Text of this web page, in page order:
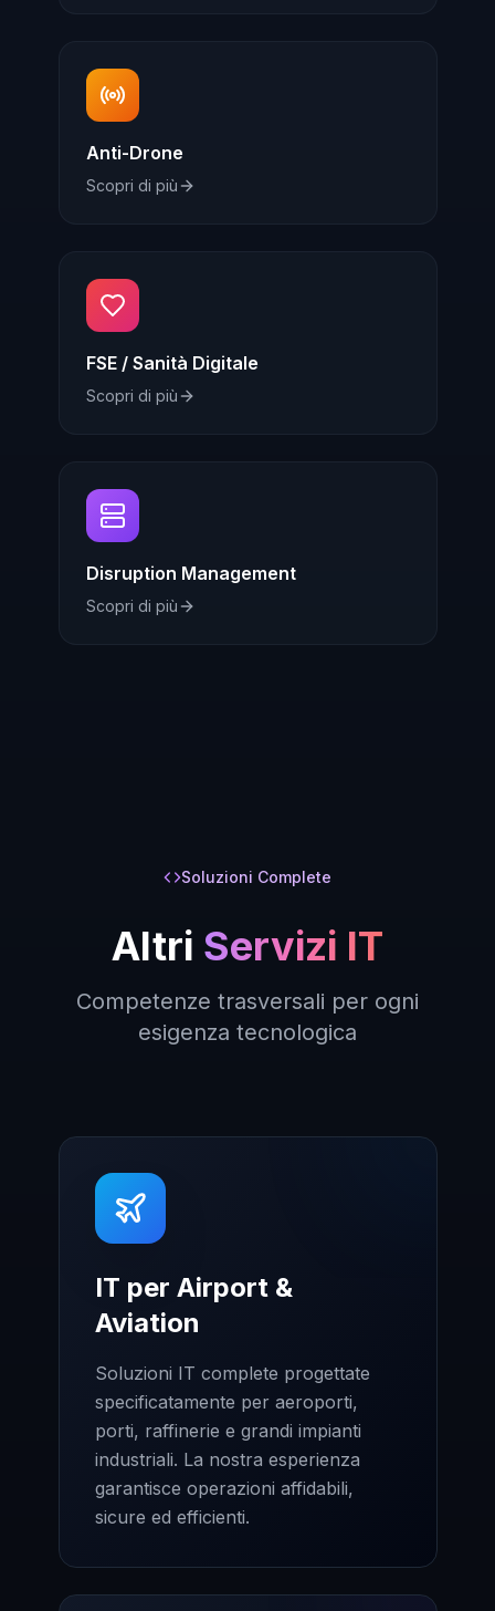
Anti-Drone
Scopri di più
FSE / Sanità Digitale
Scopri di più
Disruption Management
Scopri di più
Soluzioni Complete
Altri Servizi IT
Competenze trasversali per ogni
esigenza tecnologica
IT per Airport &
Aviation
Soluzioni IT complete progettate
specificatamente per aeroporti,
porti, raffinerie e grandi impianti
industriali. La nostra esperienza
garantisce operazioni affidabili,
sicure ed efficienti.